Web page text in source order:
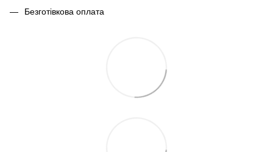
Безготівкова оплата